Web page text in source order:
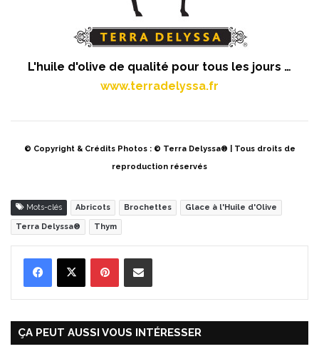
L'huile d'olive de qualité pour tous les jours …
www.terradelyssa.fr
© Copyright & Crédits Photos : © Terra Delyssa® | Tous droits de
reproduction réservés
Mots-clés Abricots Brochettes Glace à l'Huile d'Olive
Terra Delyssa® Thym
ÇA PEUT AUSSI VOUS INTÉRESSER